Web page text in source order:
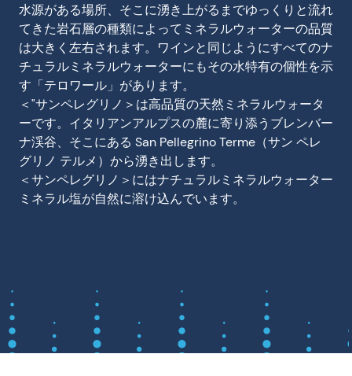
水源がある場所、そこに湧き上がるまでゆっくりと流れ
てきた岩石層の種類によってミネラルウォーターの品質
は大きく左右されます。ワインと同じようにすべてのナ
チュラルミネラルウォーターにもその水特有の個性を示
す「テロワール」があります。
＜"サンペレグリノ＞は高品質の天然ミネラルウォータ
ーです。イタリアンアルプスの麓に寄り添うブレンバー
ナ渓谷、そこにある San Pellegrino Terme（サン ペレ
グリノ テルメ）から湧き出します。
＜サンペレグリノ＞にはナチュラルミネラルウォーター
ミネラル塩が自然に溶け込んでいます。